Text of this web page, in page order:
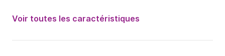
Puissance moteur:
250cv
Voir toutes les caractéristiques